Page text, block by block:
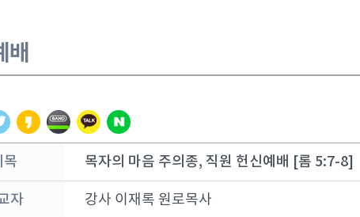
배
목 목자의 마음 주의종, 직원 헌신예배 [롬 5:7-8]
자 강사 이재록 원로목사